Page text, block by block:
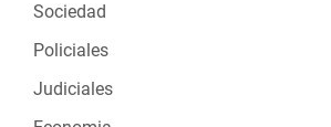
Sociedad
Policiales
Judiciales